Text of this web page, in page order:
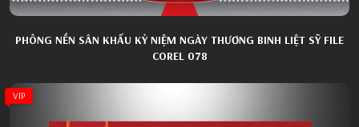
PHÔNG NỀN SÂN KHẤU KỶ NIỆM NGÀY THƯƠNG BINH LIỆT SỸ FILE
COREL 078
VIP